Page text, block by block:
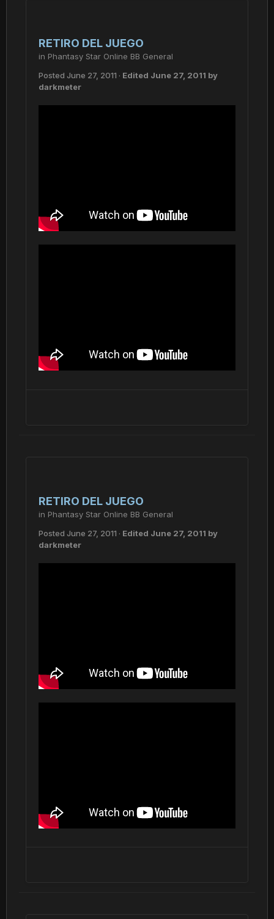
RETIRO DEL JUEGO
in Phantasy Star Online BB General
Posted June 27, 2011 · Edited June 27, 2011 by
darkmeter
RETIRO DEL JUEGO
in Phantasy Star Online BB General
Posted June 27, 2011 · Edited June 27, 2011 by
darkmeter